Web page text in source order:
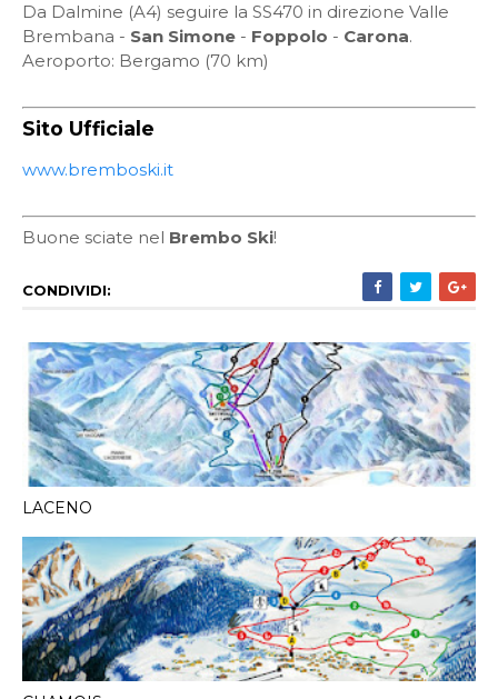
Da Dalmine (A4) seguire la SS470 in direzione Valle
Brembana - San Simone - Foppolo - Carona.
Aeroporto: Bergamo (70 km)
Sito Ufficiale
www.bremboski.it
Buone sciate nel Brembo Ski!
CONDIVIDI:
LACENO